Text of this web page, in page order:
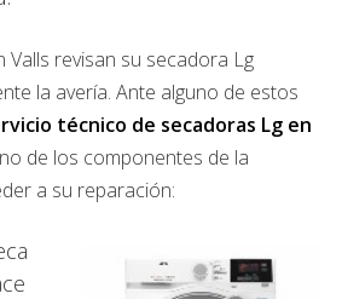
revisan su secadora Lg
la avería. Ante alguno de estos
técnico de secadoras Lg en
de los componentes de la
a su reparación: